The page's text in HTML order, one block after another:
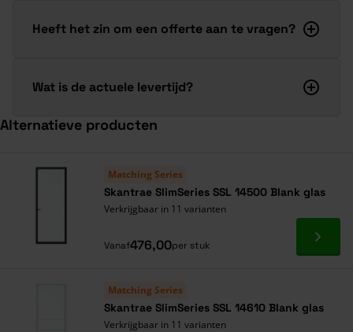
Heeft het zin om een offerte aan te vragen?
Wat is de actuele levertijd?
Alternatieve producten
Matching Series
Skantrae SlimSeries SSL 14500 Blank glas
Verkrijgbaar in 11 varianten
Vanaf476,00per stuk Ga
Matching Series
Skantrae SlimSeries SSL 14610 Blank glas
Verkrijgbaar in 11 varianten